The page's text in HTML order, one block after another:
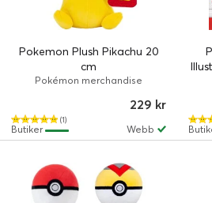
Pokemon Plush Pikachu 20
cm
Pokémon merchandise
(1)
229 kr
Webb
Butiker